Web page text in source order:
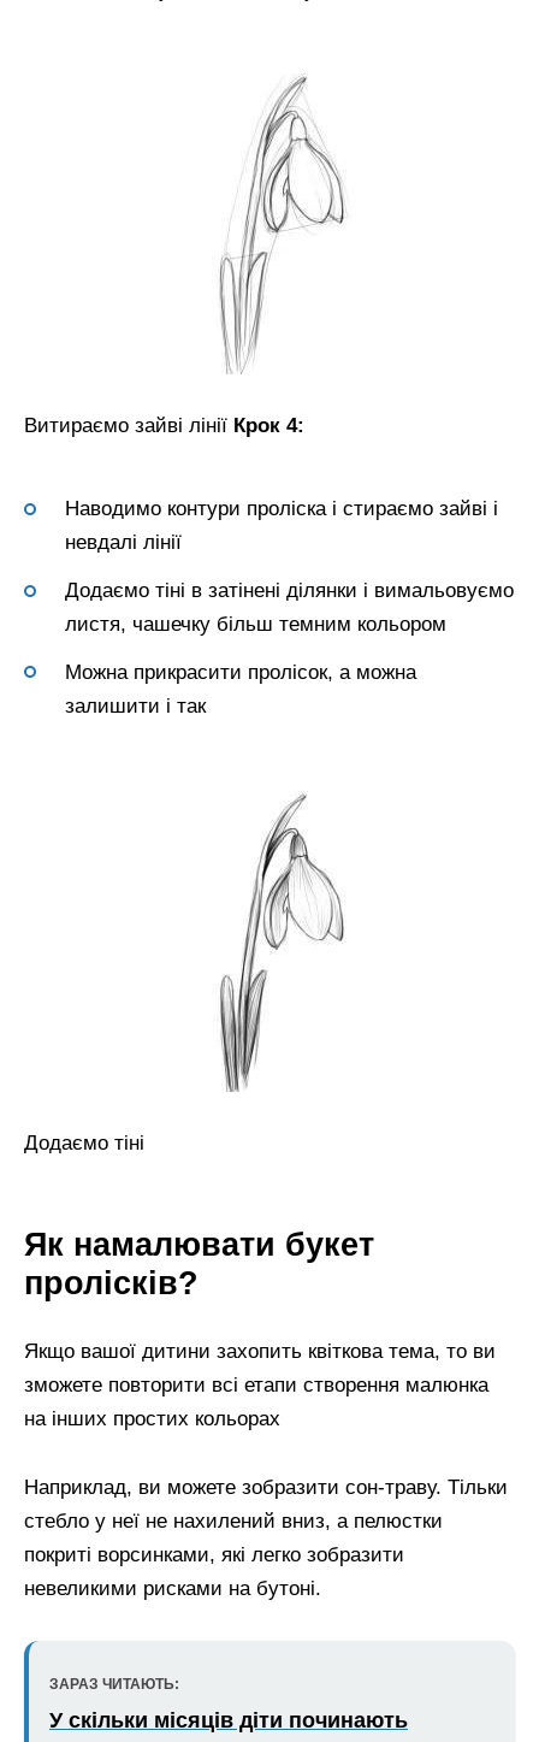
Витираємо зайві лінії Крок 4:
Наводимо контури проліска і стираємо зайві і
невдалі лінії
Додаємо тіні в затінені ділянки і вимальовуємо
листя, чашечку більш темним кольором
Можна прикрасити пролісок, а можна
залишити і так
Додаємо тіні
Як намалювати букет
пролісків?
Якщо вашої дитини захопить квіткова тема, то ви
зможете повторити всі етапи створення малюнка
на інших простих кольорах
Наприклад, ви можете зобразити сон-траву. Тільки
стебло у неї не нахилений вниз, а пелюстки
покриті ворсинками, які легко зобразити
невеликими рисками на бутоні.
ЗАРАЗ ЧИТАЮТЬ:
У скільки місяців діти починають